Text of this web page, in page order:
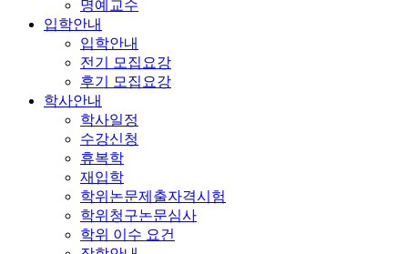
명예교수
입학안내
입학안내
전기 모집요강
후기 모집요강
학사안내
학사일정
수강신청
휴복학
재입학
학위논문제출자격시험
학위청구논문심사
학위 이수 요건